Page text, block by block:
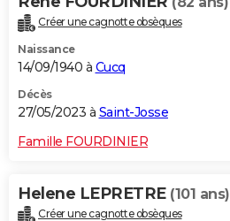
Créer une cagnotte obsèques
Naissance
14/09/1940 à Cucq
Décès
27/05/2023 à Saint-Josse
Famille FOURDINIER
Helene LEPRETRE (101 ans)
Créer une cagnotte obsèques